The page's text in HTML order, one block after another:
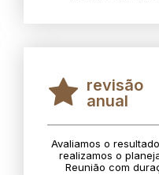
revisão
anual
Avaliamos o
realizamos o
Reunião com